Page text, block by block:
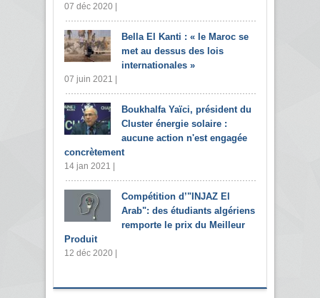
07 déc 2020 |
Bella El Kanti : « le Maroc se
met au dessus des lois
internationales »
07 juin 2021 |
Boukhalfa Yaïci, président du
Cluster énergie solaire :
aucune action n'est engagée
concrètement
14 jan 2021 |
Compétition d’"INJAZ El
Arab": des étudiants algériens
remporte le prix du Meilleur
Produit
12 déc 2020 |